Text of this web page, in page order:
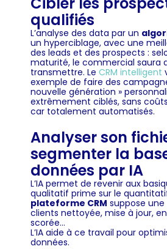
qualifiés
L’analyse des data par un
un hyperciblage, avec une
des leads et des prospects :
maturité, le commercial saura
transmettre. Le CRM intelligent
exemple de faire des
nouvelle génération »
extrêmement ciblés, sans
car totalement automatisés.
Analyser son
segmenter la
données par IA
L’IA permet de revenir aux
qualitatif prime sur le
plateforme CRM suppose
clients nettoyée, mise à jour,
scorée…
L’IA aide à ce travail pour
données.